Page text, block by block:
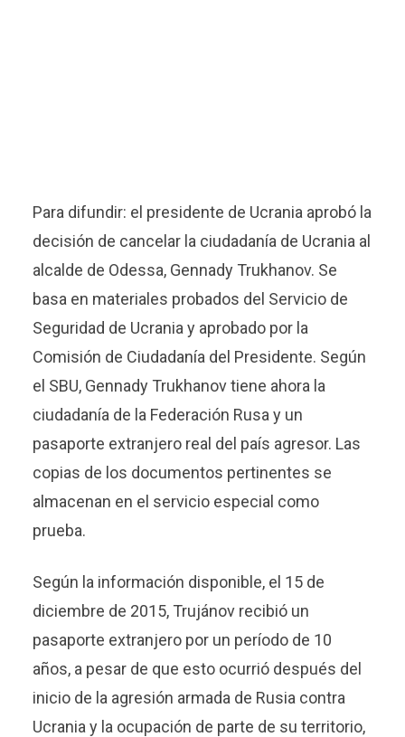
Para difundir: el presidente de Ucrania aprobó la
decisión de cancelar la ciudadanía de Ucrania al
alcalde de Odessa, Gennady Trukhanov. Se
basa en materiales probados del Servicio de
Seguridad de Ucrania y aprobado por la
Comisión de Ciudadanía del Presidente. Según
el SBU, Gennady Trukhanov tiene ahora la
ciudadanía de la Federación Rusa y un
pasaporte extranjero real del país agresor. Las
copias de los documentos pertinentes se
almacenan en el servicio especial como
prueba.
Según la información disponible, el 15 de
diciembre de 2015, Trujánov recibió un
pasaporte extranjero por un período de 10
años, a pesar de que esto ocurrió después del
inicio de la agresión armada de Rusia contra
Ucrania y la ocupación de parte de su territorio,